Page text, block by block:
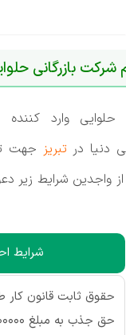
بازرگانی
حلوایی وارد کننده
دنیا در تبریز جهت
خود در سال ۹۹ از واجدین
شرایط
حقوق ثابت قانون کار
حق جذب به مبلغ 15000000 ریال